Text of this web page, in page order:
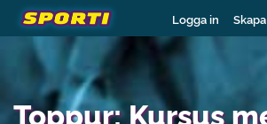
Logga in
Toppur: Kursus